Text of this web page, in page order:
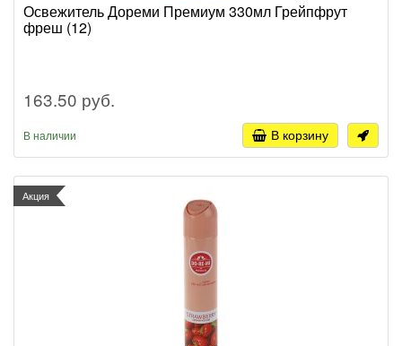
Освежитель Дореми Премиум 330мл Грейпфрут
фреш (12)
163.50 руб.
В наличии В корзину
Акция